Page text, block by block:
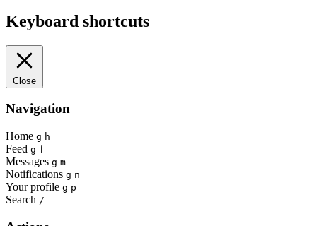
Keyboard shortcuts
Close
Navigation
Home g h
Feed g f
Messages g m
Notifications g n
Your profile g p
Search /